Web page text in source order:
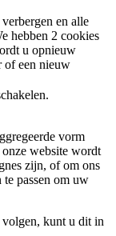
en alle
hebben 2 cookies
u opnieuw
of een nieuw
vorm
website wordt
zijn, of om ons
passen om uw
kunt u dit in